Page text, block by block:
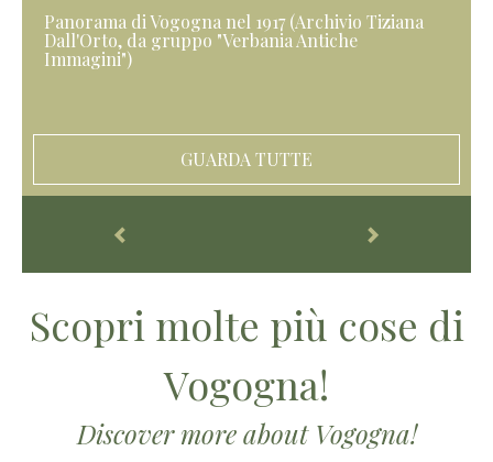
Panorama di Vogogna nel 1917 (Archivio Tiziana
Dall'Orto, da gruppo "Verbania Antiche
Immagini")
GUARDA TUTTE
Scopri molte più cose di
Vogogna!
Discover more about Vogogna!